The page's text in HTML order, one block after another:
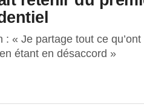
: « Je partage tout ce qu’ont
étant en désaccord »